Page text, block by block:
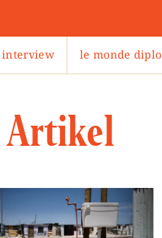
interview le monde diplo
Artikel